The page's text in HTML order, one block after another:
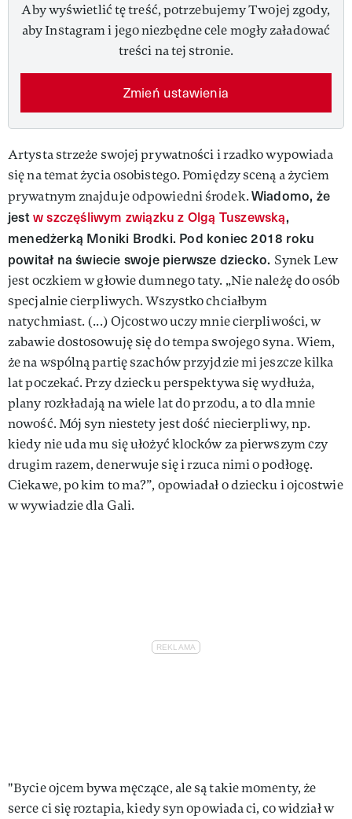
Aby wyświetlić tę treść, potrzebujemy Twojej zgody,
aby Instagram i jego niezbędne cele mogły załadować
treści na tej stronie.
Zmień ustawienia
Artysta strzeże swojej prywatności i rzadko wypowiada
się na temat życia osobistego. Pomiędzy sceną a życiem
prywatnym znajduje odpowiedni środek.Wiadomo, że
jestw szczęśliwym związku z Olgą Tuszewską,
menedżerką Moniki Brodki. Pod koniec 2018 roku
powitał na świecie swoje pierwsze dziecko. Synek Lew
jest oczkiem w głowie dumnego taty. „Nie należę do osób
specjalnie cierpliwych. Wszystko chciałbym
natychmiast. (...) Ojcostwo uczy mnie cierpliwości, w
zabawie dostosowuję się do tempa swojego syna. Wiem,
że na wspólną partię szachów przyjdzie mi jeszcze kilka
lat poczekać. Przy dziecku perspektywa się wydłuża,
plany rozkładają na wiele lat do przodu, a to dla mnie
nowość. Mój syn niestety jest dość niecierpliwy, np.
kiedy nie uda mu się ułożyć klocków za pierwszym czy
drugim razem, denerwuje się i rzuca nimi o podłogę.
Ciekawe, po kim to ma?”, opowiadał o dziecku i ojcostwie
w wywiadzie dla Gali.
"Bycie ojcem bywa męczące, ale są takie momenty, że
serce ci się roztapia, kiedy syn opowiada ci, co widział w